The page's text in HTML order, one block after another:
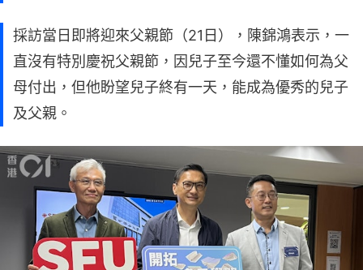
採訪當日即將迎來父親節（21日），陳錦鴻表示，一
直沒有特別慶祝父親節，因兒子至今還不懂如何為父
母付出，但他盼望兒子終有一天，能成為優秀的兒子
及父親。